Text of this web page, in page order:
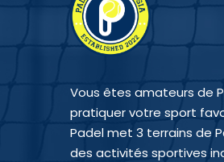
Vous êtes amateurs de
pratiquer votre sport
Padel met 3 terrains de
des activités sportives